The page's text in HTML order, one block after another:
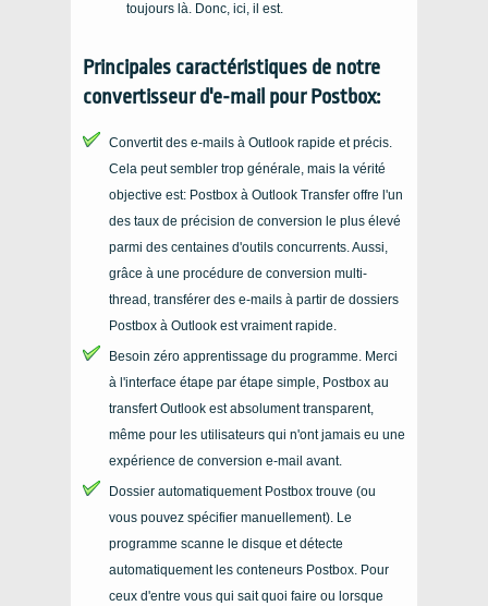
toujours là. Donc, ici, il est.
Principales caractéristiques de notre
convertisseur d'e-mail pour Postbox:
Convertit des e-mails à Outlook rapide et précis.
Cela peut sembler trop générale, mais la vérité
objective est: Postbox à Outlook Transfer offre l'un
des taux de précision de conversion le plus élevé
parmi des centaines d'outils concurrents. Aussi,
grâce à une procédure de conversion multi-
thread, transférer des e-mails à partir de dossiers
Postbox à Outlook est vraiment rapide.
Besoin zéro apprentissage du programme. Merci
à l'interface étape par étape simple, Postbox au
transfert Outlook est absolument transparent,
même pour les utilisateurs qui n'ont jamais eu une
expérience de conversion e-mail avant.
Dossier automatiquement Postbox trouve (ou
vous pouvez spécifier manuellement). Le
programme scanne le disque et détecte
automatiquement les conteneurs Postbox. Pour
ceux d'entre vous qui sait quoi faire ou lorsque